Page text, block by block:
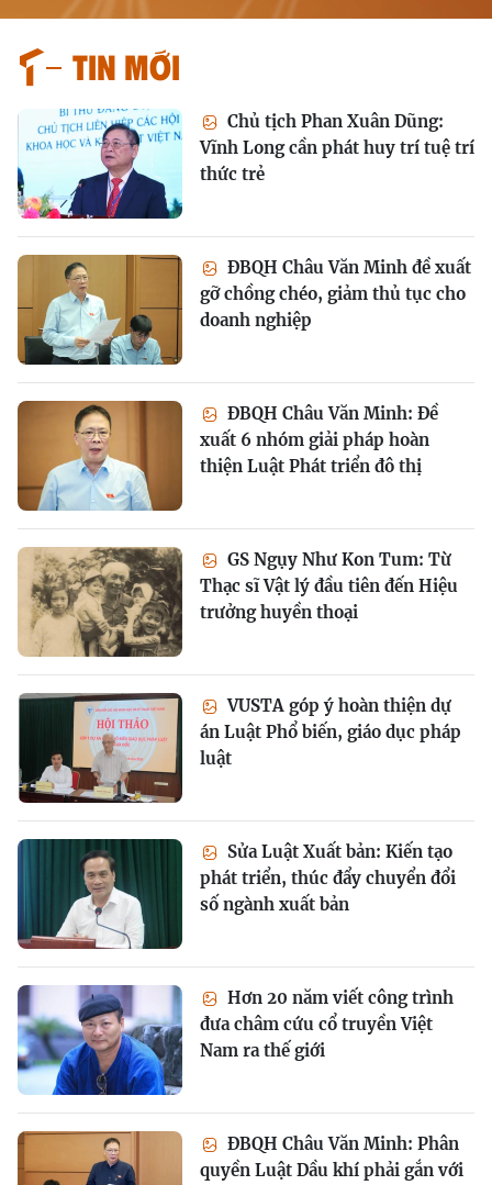
Tin mới
Chủ tịch Phan Xuân Dũng:
Vĩnh Long cần phát huy trí tuệ trí
thức trẻ
ĐBQH Châu Văn Minh đề xuất
gỡ chồng chéo, giảm thủ tục cho
doanh nghiệp
ĐBQH Châu Văn Minh: Đề
xuất 6 nhóm giải pháp hoàn
thiện Luật Phát triển đô thị
GS Ngụy Như Kon Tum: Từ
Thạc sĩ Vật lý đầu tiên đến Hiệu
trưởng huyền thoại
VUSTA góp ý hoàn thiện dự
án Luật Phổ biến, giáo dục pháp
luật
Sửa Luật Xuất bản: Kiến tạo
phát triển, thúc đẩy chuyển đổi
số ngành xuất bản
Hơn 20 năm viết công trình
đưa châm cứu cổ truyền Việt
Nam ra thế giới
ĐBQH Châu Văn Minh: Phân
quyền Luật Dầu khí phải gắn với